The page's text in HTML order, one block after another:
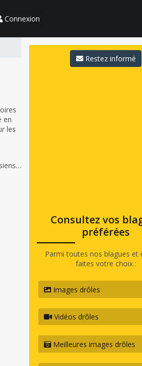
Connexion
en
les
Restez informé
Consultez vos
préférées
Parmi toutes nos blagues et
faites votre choix :
Images drôles
Vidéos drôles
Meilleures images drôles